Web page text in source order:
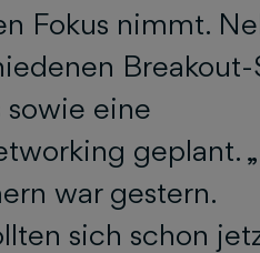
Fokus nimmt.
Breakout-
sowie eine
geplant.
war gestern.
sich schon